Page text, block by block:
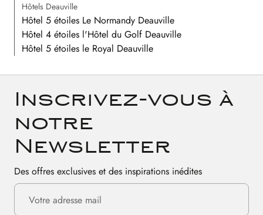
Hôtels Deauville
Hôtel 5 étoiles Le Normandy Deauville
Hôtel 4 étoiles l'Hôtel du Golf Deauville
Hôtel 5 étoiles le Royal Deauville
Inscrivez-vous à
notre
Newsletter
Des offres exclusives et des inspirations inédites